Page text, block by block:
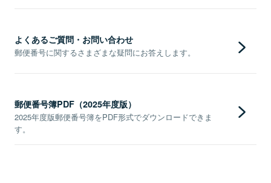
よくあるご質問・お問い合わせ
郵便番号に関するさまざまな疑問にお答えします。
郵便番号簿PDF（2025年度版）
2025年度版郵便番号簿をPDF形式でダウンロードできま
す。